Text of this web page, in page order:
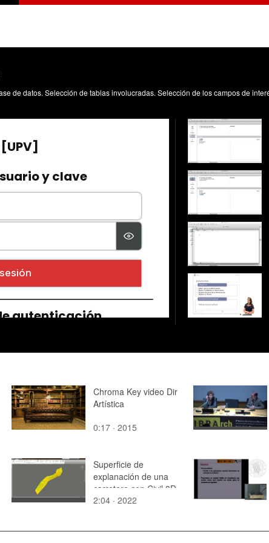
Chroma Key video Dir
Artística
0:17 · 2015
Superficie de
explanación de una
carretera con Civil 3D
2:04 · 2022